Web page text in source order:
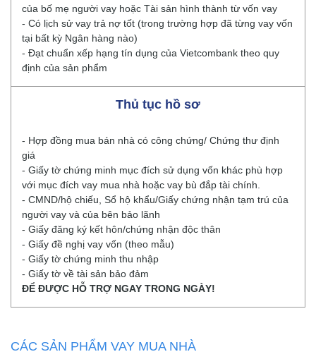
của bố mẹ người vay hoặc Tài sản hình thành từ vốn vay
- Có lịch sử vay trả nợ tốt (trong trường hợp đã từng vay vốn
tại bất kỳ Ngân hàng nào)
- Đạt chuẩn xếp hạng tín dụng của Vietcombank theo quy
định của sản phẩm
Thủ tục hồ sơ
- Hợp đồng mua bán nhà có công chứng/ Chứng thư định
giá
- Giấy tờ chứng minh mục đích sử dụng vốn khác phù hợp
với mục đích vay mua nhà hoặc vay bù đắp tài chính.
- CMND/hộ chiếu, Sổ hộ khẩu/Giấy chứng nhận tạm trú của
người vay và của bên bảo lãnh
- Giấy đăng ký kết hôn/chứng nhận độc thân
- Giấy đề nghị vay vốn (theo mẫu)
- Giấy tờ chứng minh thu nhập
- Giấy tờ về tài sản bảo đảm
ĐỂ ĐƯỢC HỖ TRỢ NGAY TRONG NGÀY!
CÁC SẢN PHẨM VAY MUA NHÀ